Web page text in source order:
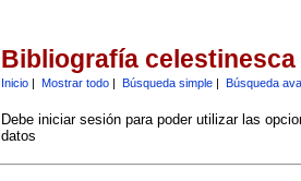
Bibliografía celestinesca
Inicio| Mostrar todo| Búsqueda simple| Búsqueda
Debe iniciar sesión para poder utilizar las
datos